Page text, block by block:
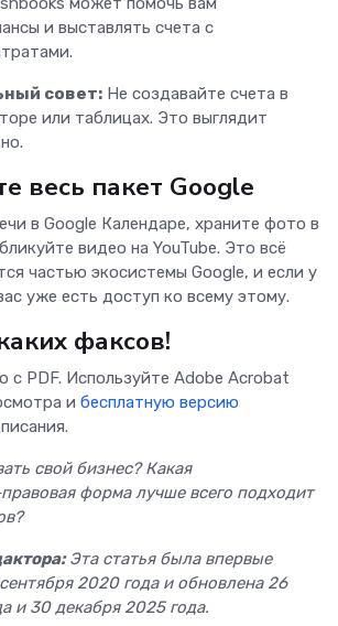
и выставлять счета с
совет: Не создавайте счета в
или таблицах. Это выглядит
весь пакет Google
в Google Календаре, храните фото в
видео на YouTube. Это всё
частью экосистемы Google, и если у
уже есть доступ ко всему этому.
факсов!
с PDF. Используйте Adobe Acrobat
и бесплатную версию
свой бизнес? Какая
форма лучше всего подходит
Эта статья была впервые
2020 года и обновлена 26
и 30 декабря 2025 года.